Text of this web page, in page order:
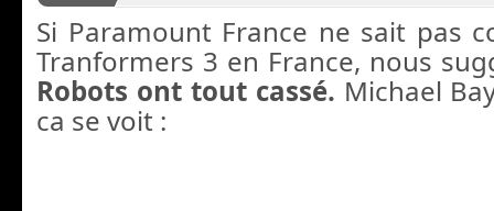
Si Paramount France ne sait pas
Tranformers 3 en France, nous
Robots ont tout cassé. Michael
ca se voit :